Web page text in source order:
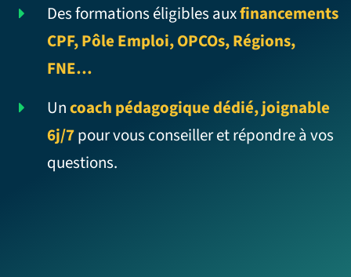
Des formations éligibles auxfinancements
CPF, Pôle Emploi, OPCOs, Régions,
FNE…
Uncoach pédagogique dédié, joignable
6j/7pour vous conseiller et répondre à vos
questions.